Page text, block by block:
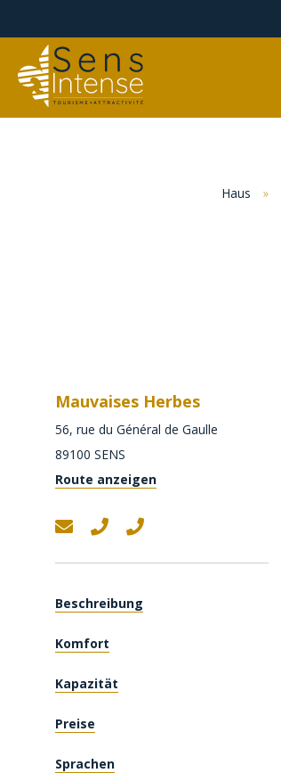
Haus »
Mauvaises Herbes
56, rue du Général de Gaulle
89100 SENS
Route anzeigen
Beschreibung
Komfort
Kapazität
Preise
Sprachen